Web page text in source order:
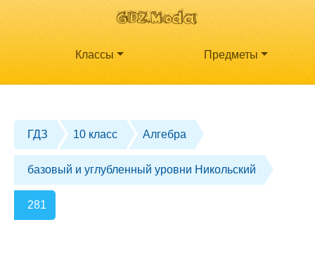
Классы Предметы
ГДЗ 10 класс Алгебра
базовый и углубленный уровни Никольский
281